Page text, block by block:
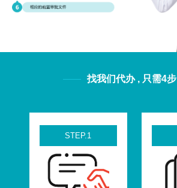
找我们代办 , 只需4步
STEP.1